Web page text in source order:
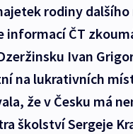
rodiny
informací ČT
Ivan
na lukrativních
že v Česku má
školství Sergeje